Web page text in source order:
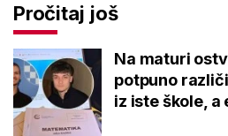
Pročitaj još
Na maturi
potpuno
iz iste škole,